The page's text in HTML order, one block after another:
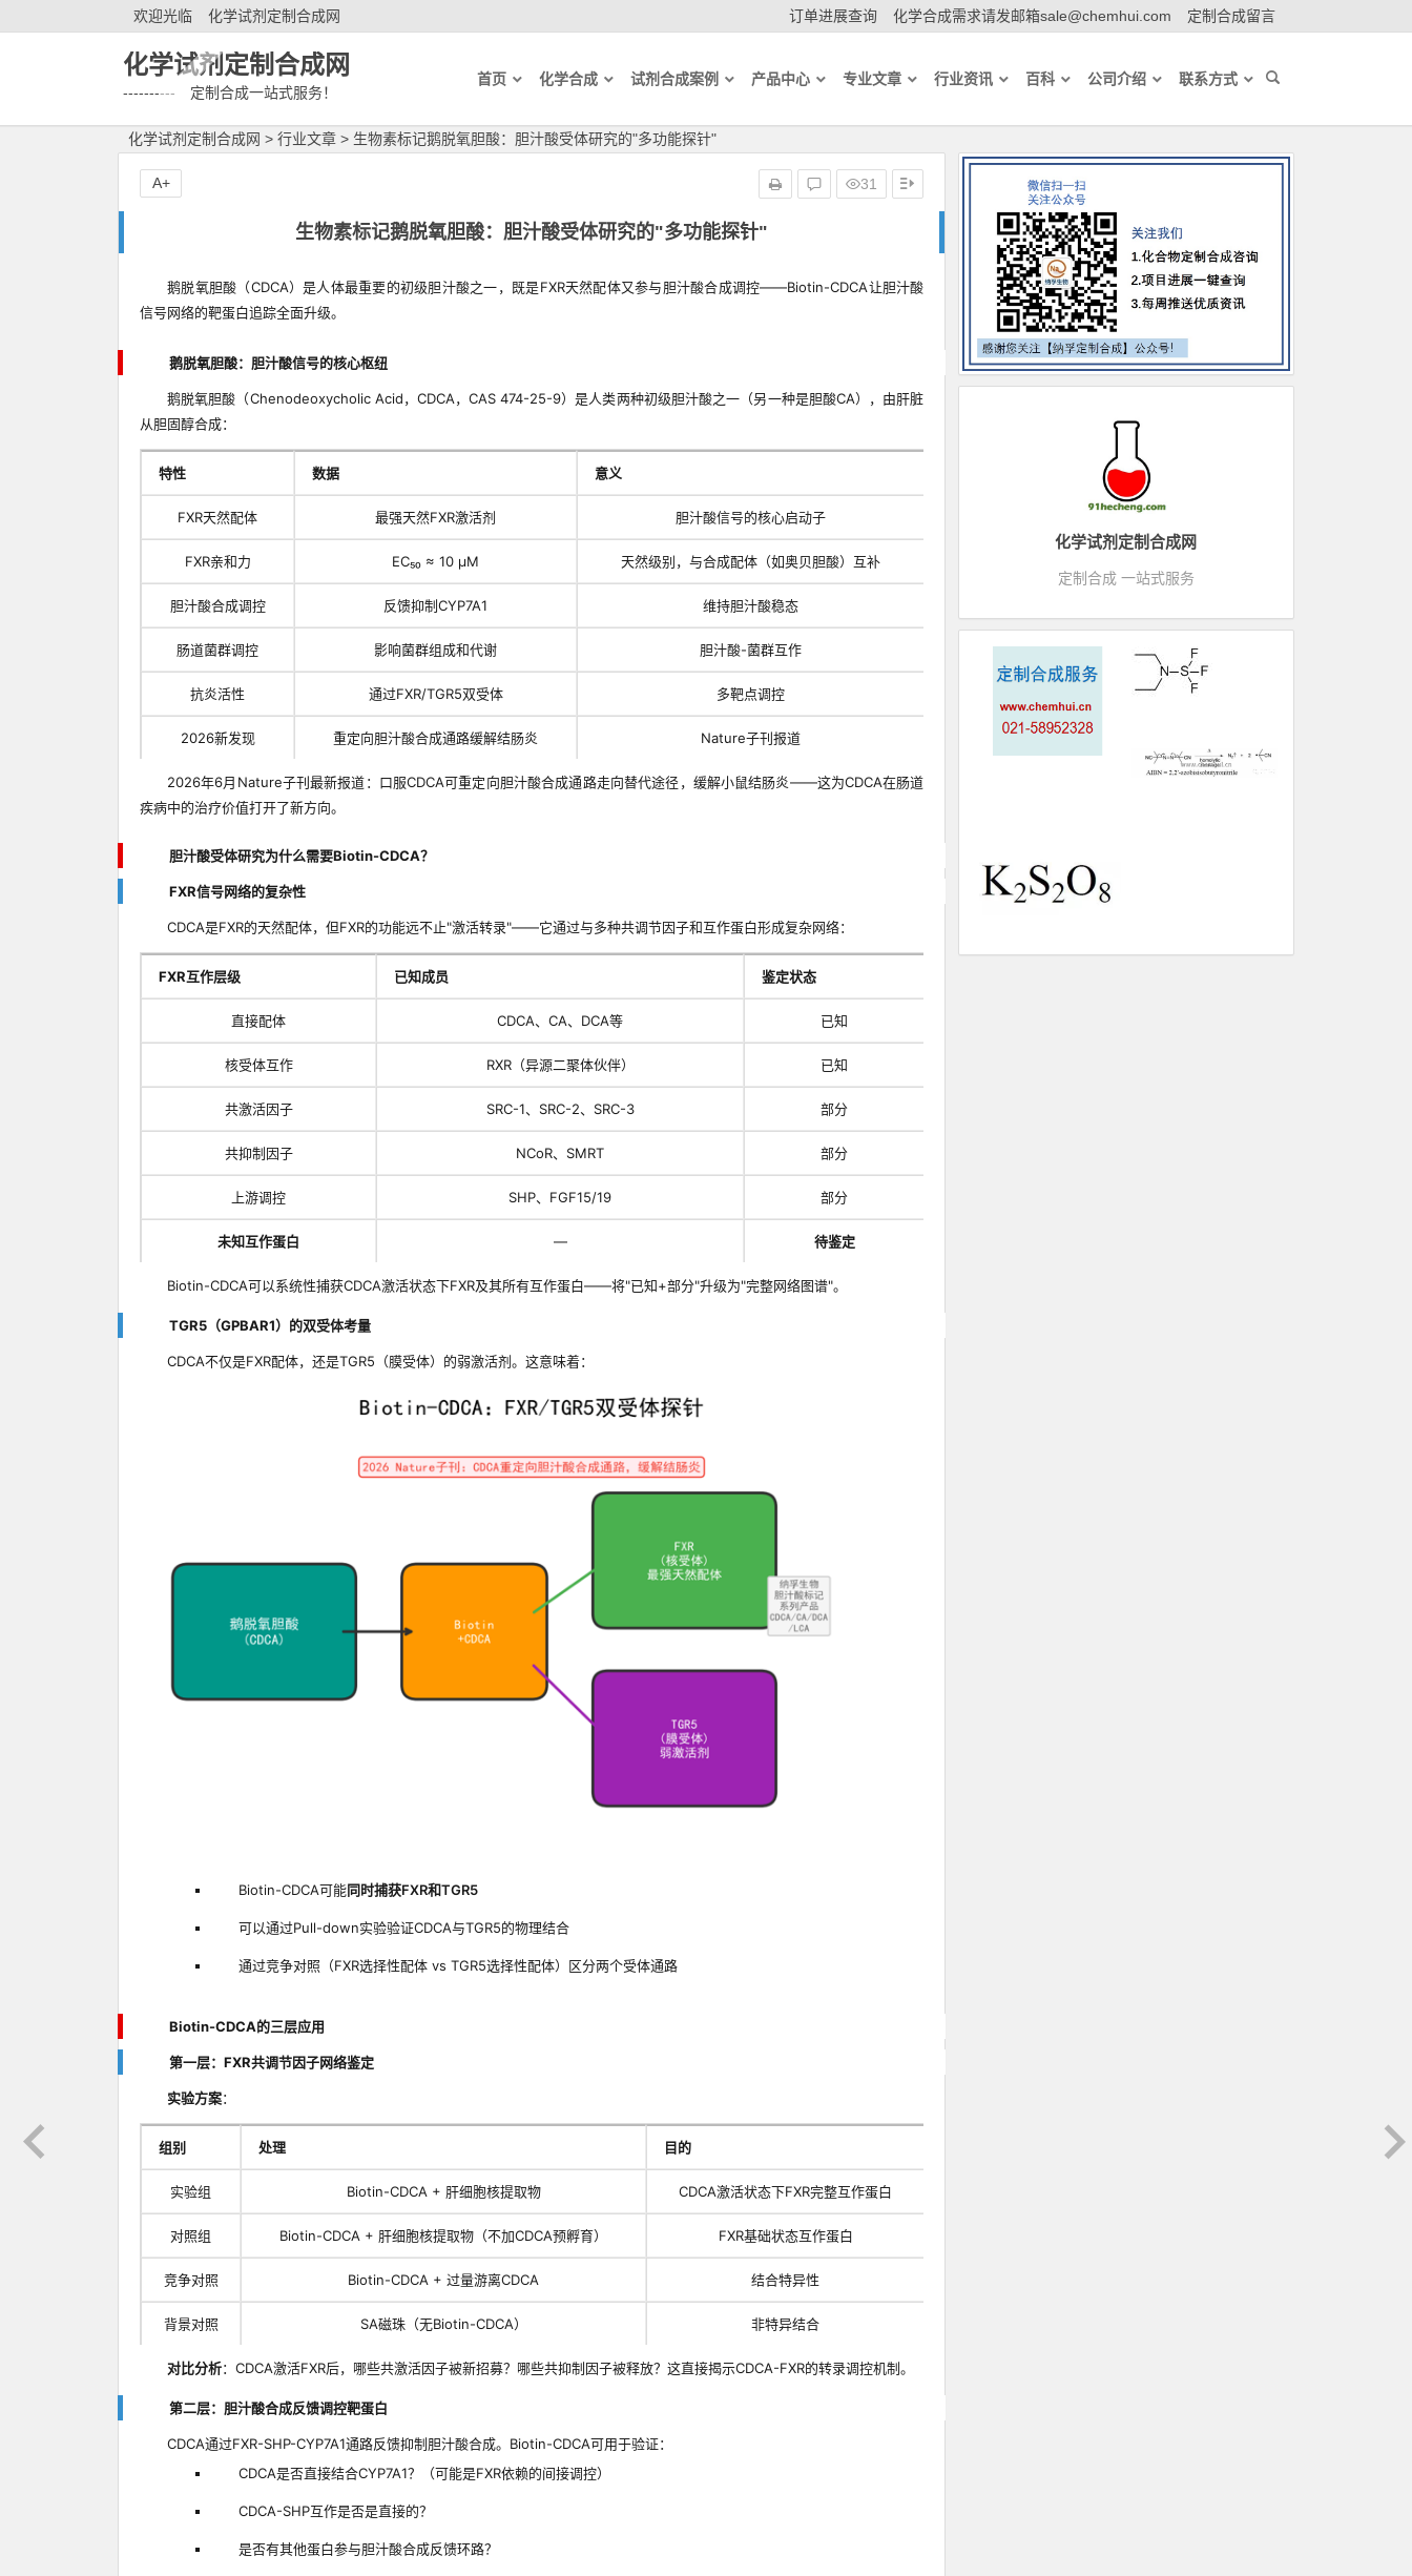
欢迎光临 化学试剂定制合成网 订单进展查询 化学合成需求请发邮箱sale@chemhui.com 定制合成留言
化学试剂定制合成网
---------- 定制合成一站式服务！
首页 化学合成 试剂合成案例 产品中心 专业文章 行业资讯 百科 公司介绍 联系方式
化学试剂定制合成网 > 行业文章 > 生物素标记鹅脱氧胆酸：胆汁酸受体研究的"多功能探针"
生物素标记鹅脱氧胆酸：胆汁酸受体研究的"多功能探针"
31
A+
鹅脱氧胆酸（CDCA）是人体最重要的初级胆汁酸之一，既是FXR天然配体又参与胆汁酸合成调控——Biotin-CDCA让胆汁酸
信号网络的靶蛋白追踪全面升级。
鹅脱氧胆酸：胆汁酸信号的核心枢纽
鹅脱氧胆酸（Chenodeoxycholic Acid，CDCA，CAS 474-25-9）是人类两种初级胆汁酸之一（另一种是胆酸CA），由肝脏
从胆固醇合成：
特性 数据 意义
FXR天然配体 最强天然FXR激活剂 胆汁酸信号的核心启动子
FXR亲和力 EC₅₀ ≈ 10 μM 天然级别，与合成配体（如奥贝胆酸）互补
胆汁酸合成调控 反馈抑制CYP7A1 维持胆汁酸稳态
肠道菌群调控 影响菌群组成和代谢 胆汁酸-菌群互作
抗炎活性 通过FXR/TGR5双受体 多靶点调控
2026新发现 重定向胆汁酸合成通路缓解结肠炎 Nature子刊报道
2026年6月Nature子刊最新报道：口服CDCA可重定向胆汁酸合成通路走向替代途径，缓解小鼠结肠炎——这为CDCA在肠道
疾病中的治疗价值打开了新方向。
胆汁酸受体研究为什么需要Biotin-CDCA？
FXR信号网络的复杂性
CDCA是FXR的天然配体，但FXR的功能远不止"激活转录"——它通过与多种共调节因子和互作蛋白形成复杂网络：
FXR互作层级 已知成员 鉴定状态
直接配体 CDCA、CA、DCA等 已知
核受体互作 RXR（异源二聚体伙伴） 已知
共激活因子 SRC-1、SRC-2、SRC-3 部分
共抑制因子 NCoR、SMRT 部分
上游调控 SHP、FGF15/19 部分
未知互作蛋白 — 待鉴定
Biotin-CDCA可以系统性捕获CDCA激活状态下FXR及其所有互作蛋白——将"已知+部分"升级为"完整网络图谱"。
TGR5（GPBAR1）的双受体考量
CDCA不仅是FXR配体，还是TGR5（膜受体）的弱激活剂。这意味着：
Biotin-CDCA可能同时捕获FXR和TGR5
可以通过Pull-down实验验证CDCA与TGR5的物理结合
通过竞争对照（FXR选择性配体 vs TGR5选择性配体）区分两个受体通路
Biotin-CDCA的三层应用
第一层：FXR共调节因子网络鉴定
实验方案：
组别 处理 目的
实验组 Biotin-CDCA + 肝细胞核提取物 CDCA激活状态下FXR完整互作蛋白
对照组 Biotin-CDCA + 肝细胞核提取物（不加CDCA预孵育） FXR基础状态互作蛋白
竞争对照 Biotin-CDCA + 过量游离CDCA 结合特异性
背景对照 SA磁珠（无Biotin-CDCA） 非特异结合
对比分析：CDCA激活FXR后，哪些共激活因子被新招募？哪些共抑制因子被释放？这直接揭示CDCA-FXR的转录调控机制。
第二层：胆汁酸合成反馈调控靶蛋白
CDCA通过FXR-SHP-CYP7A1通路反馈抑制胆汁酸合成。Biotin-CDCA可用于验证：
CDCA是否直接结合CYP7A1？（可能是FXR依赖的间接调控）
CDCA-SHP互作是否是直接的？
是否有其他蛋白参与胆汁酸合成反馈环路？
化学试剂定制合成网
定制合成 一站式服务